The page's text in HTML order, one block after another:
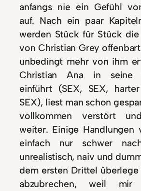
anfangs nie ein Gefühl
auf. Nach ein paar
werden Stück für Stück die
von Christian Grey
unbedingt mehr von ihm
Christian Ana in seine
einführt (SEX, SEX,
SEX), liest man schon
vollkommen verstört
weiter. Einige Handlungen
einfach nur schwer
unrealistisch, naiv und
dem ersten Drittel überlege
abzubrechen, weil